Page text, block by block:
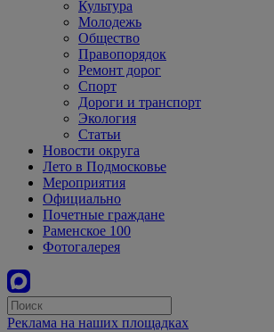
Культура
Молодежь
Общество
Правопорядок
Ремонт дорог
Спорт
Дороги и транспорт
Экология
Статьи
Новости округа
Лето в Подмосковье
Мероприятия
Официально
Почетные граждане
Раменское 100
Фотогалерея
Реклама на наших площадках